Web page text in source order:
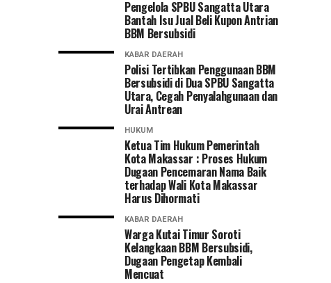
Pengelola SPBU Sangatta Utara
Bantah Isu Jual Beli Kupon Antrian
BBM Bersubsidi
KABAR DAERAH
Polisi Tertibkan Penggunaan BBM
Bersubsidi di Dua SPBU Sangatta
Utara, Cegah Penyalahgunaan dan
Urai Antrean
HUKUM
Ketua Tim Hukum Pemerintah
Kota Makassar : Proses Hukum
Dugaan Pencemaran Nama Baik
terhadap Wali Kota Makassar
Harus Dihormati
KABAR DAERAH
Warga Kutai Timur Soroti
Kelangkaan BBM Bersubsidi,
Dugaan Pengetap Kembali
Mencuat